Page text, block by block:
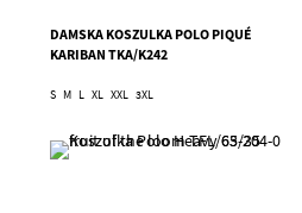
DAMSKA KOSZULKA POLO PIQUÉ
KARIBAN TKA/K242
S M L XL XXL 3XL